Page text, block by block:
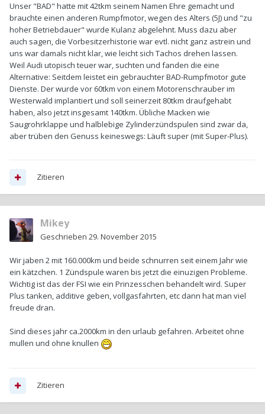
Unser "BAD" hatte mit 42tkm seinem Namen Ehre gemacht und
brauchte einen anderen Rumpfmotor, wegen des Alters (5J) und "zu
hoher Betriebdauer" wurde Kulanz abgelehnt. Muss dazu aber
auch sagen, die Vorbesitzerhistorie war evtl. nicht ganz astrein und
uns war damals nicht klar, wie leicht sich Tachos drehen lassen.
Weil Audi utopisch teuer war, suchten und fanden die eine
Alternative: Seitdem leistet ein gebrauchter BAD-Rumpfmotor gute
Dienste. Der wurde vor 60tkm von einem Motorenschrauber im
Westerwald implantiert und soll seinerzeit 80tkm draufgehabt
haben, also jetzt insgesamt 140tkm. Übliche Macken wie
Saugrohrklappe und halblebige Zylinderzündspulen sind zwar da,
aber trüben den Genuss keineswegs: Läuft super (mit Super-Plus).
Zitieren
Mikey
Geschrieben 29. November 2015
Wir jaben 2 mit 160.000km und beide schnurren seit einem Jahr wie
ein kätzchen. 1 Zündspule waren bis jetzt die einuzigen Probleme.
Wichtig ist das der FSI wie ein Prinzesschen behandelt wird. Super
Plus tanken, additive geben, vollgasfahrten, etc dann hat man viel
freude dran.
Sind dieses jahr ca.2000km in den urlaub gefahren. Arbeitet ohne
mullen und ohne knullen
Zitieren